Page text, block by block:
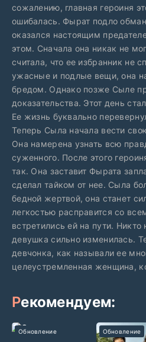
сожалению, главная героиня
ошибалась. Фырат подло
оказался настоящим
этом. Сначала она никак не
считала, что ее избранник не
ужасные и подлые вещи, она
бредом. Однако позже Сыле
доказательства. Этот день
Ее жизнь буквально
Теперь Сыла начала вести
Она намерена узнать всю
суженного. После этого
так. Она заставит Фырата
сделал тайком от нее. Сыла
бедной жертвой, она станет
легкостью расправится со
встретились ей на пути. Никто
девушка сильно изменилась.
девчонка, как называли ее
целеустремленная женщина,
Рекомендуем:
Обновление Обновление